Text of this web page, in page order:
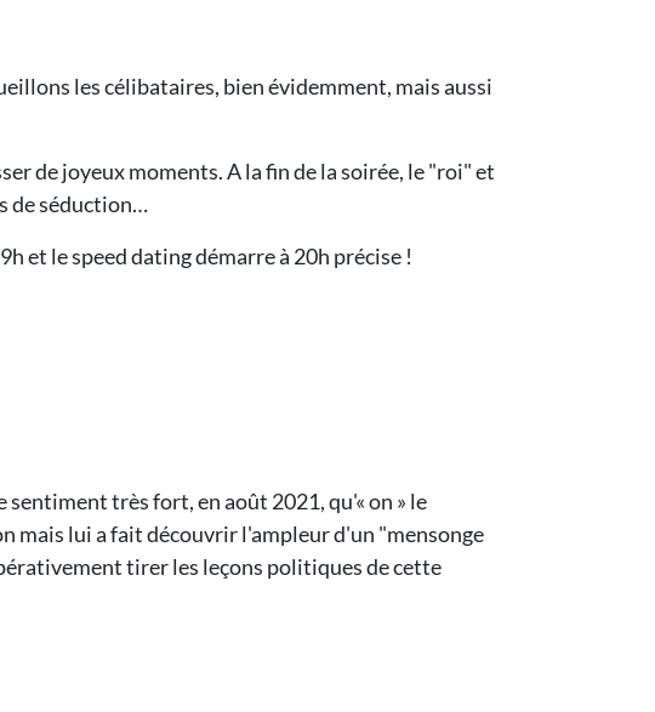
les célibataires, bien évidemment, mais aussi
de joyeux moments. A la fin de la soirée, le "roi" et
de séduction…
et le speed dating démarre à 20h précise !
très fort, en août 2021, qu'« on » le
mais lui a fait découvrir l'ampleur d'un "mensonge
tirer les leçons politiques de cette